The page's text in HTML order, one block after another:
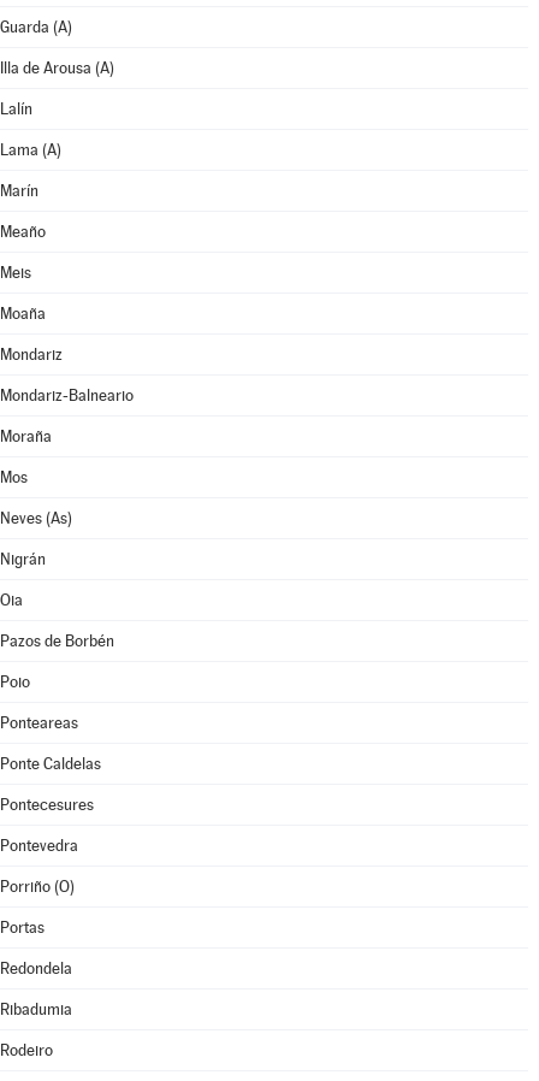
Guarda (A)
Illa de Arousa (A)
Lalín
Lama (A)
Marín
Meaño
Meis
Moaña
Mondariz
Mondariz-Balneario
Moraña
Mos
Neves (As)
Nigrán
Oia
Pazos de Borbén
Poio
Ponteareas
Ponte Caldelas
Pontecesures
Pontevedra
Porriño (O)
Portas
Redondela
Ribadumia
Rodeiro